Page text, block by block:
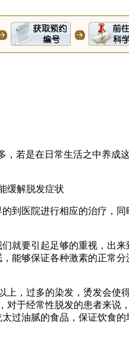
若是在日常生活之中养
到医院进行相应的治疗，
要引起足够的重视，出
够保证各种激素的正常
，过多的染发，烫发会
于经常性脱发的患者来说
过油腻的食品，保证饮食